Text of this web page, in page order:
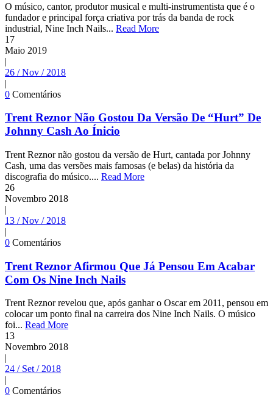
O músico, cantor, produtor musical e multi-instrumentista que é o
fundador e principal força criativa por trás da banda de rock
industrial, Nine Inch Nails... Read More
17
Maio 2019
|
26 / Nov / 2018
|
0 Comentários
Trent Reznor Não Gostou Da Versão De “Hurt” De
Johnny Cash Ao Ínicio
Trent Reznor não gostou da versão de Hurt, cantada por Johnny
Cash, uma das versões mais famosas (e belas) da história da
discografia do músico.... Read More
26
Novembro 2018
|
13 / Nov / 2018
|
0 Comentários
Trent Reznor Afirmou Que Já Pensou Em Acabar
Com Os Nine Inch Nails
Trent Reznor revelou que, após ganhar o Oscar em 2011, pensou em
colocar um ponto final na carreira dos Nine Inch Nails. O músico
foi... Read More
13
Novembro 2018
|
24 / Set / 2018
|
0 Comentários